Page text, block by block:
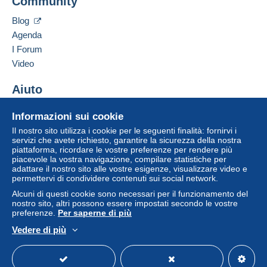
da 100,00 € di acquisti.
Per una maggiore sicurezza, il venditore ti
con tracciabilità per gli acquisti:
da 50,00 € di acquisti.
da 4 oggetti acquistati.
Zona 1
Zona 2
Per accedere alle informazioni
Via Tommaso Agudio 4
20154
Aggiungere questo venditore ai preferiti
Informazioni sui cookie
Il nostro sito utilizza i cookie per le seguenti finalità: fornirvi i
servizi che avete richiesto, garantire la sicurezza della nostra
piattaforma, ricordare le vostre preferenze per rendere più
piacevole la vostra navigazione, compilare statistiche per
adattare il nostro sito alle vostre esigenze, visualizzare video e
permettervi di condividere contenuti sui social network.
Alcuni di questi cookie sono necessari per il funzionamento del
nostro sito, altri possono essere impostati secondo le vostre
preferenze. Per saperne di più
Vedere di più
Blog
Agenda
I Forum
Video
Aiuto
Acquistare su Delcampe
Vendere su Delcampe
Un sito sicuro